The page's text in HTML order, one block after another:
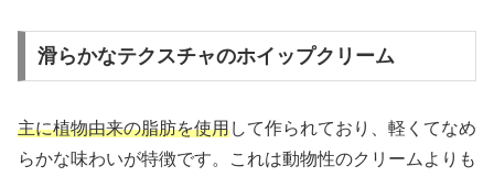
滑らかなテクスチャのホイップクリーム
主に植物由来の脂肪を使用して作られており、軽くてなめ
らかな味わいが特徴です。これは動物性のクリームよりも